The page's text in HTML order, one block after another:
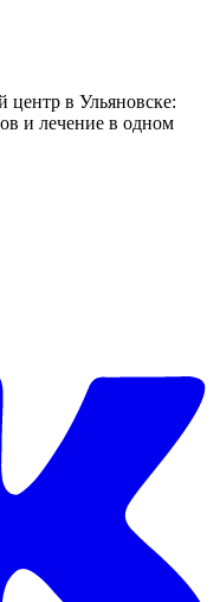
центр в Ульяновске:
и лечение в одном